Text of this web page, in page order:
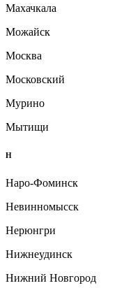
Махачкала
Можайск
Москва
Московский
Мурино
Мытищи
Н
Наро-Фоминск
Невинномысск
Нерюнгри
Нижнеудинск
Нижний Новгород